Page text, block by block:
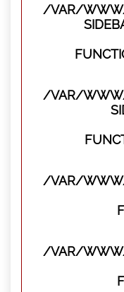
/VAR/WWW/
/VAR/WWW/
/VAR/WWW/
/VAR/WWW/